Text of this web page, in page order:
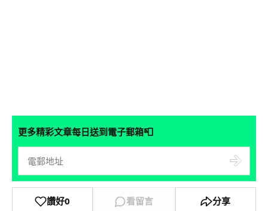
更多精彩文章每日送到電子郵箱📮
讚好0 看留言 分享